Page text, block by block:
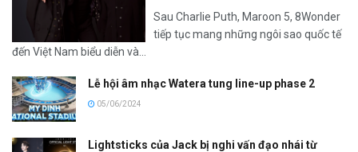
Sau Charlie Puth, Maroon 5, 8Wonder
tiếp tục mang những ngôi sao quốc tế
đến Việt Nam biểu diễn và...
Lễ hội âm nhạc Watera tung line-up phase 2
05/06/2024
Lightsticks của Jack bị nghi vấn đạo nhái từ